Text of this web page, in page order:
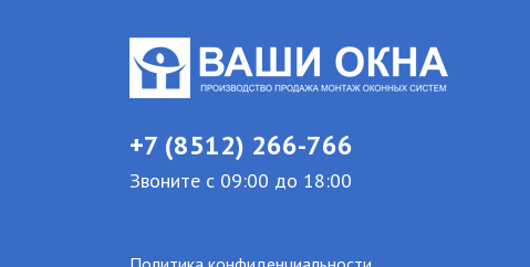
+7 (8512) 266-766
Звоните с 09:00 до 18:00